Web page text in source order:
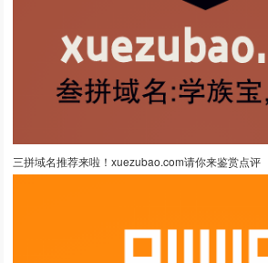
三拼域名推荐来啦！xuezubao.com请你来鉴赏点评